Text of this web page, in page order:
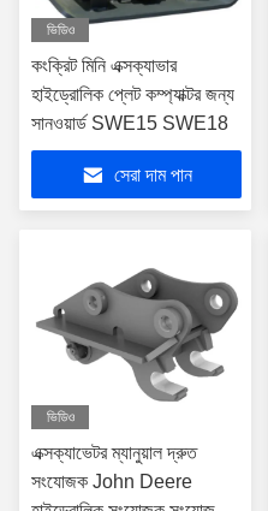
ভিডিও
কংক্রিট মিনি এক্সক্যাভার
হাইড্রোলিক প্লেট কম্প্যাক্টর জন্য
সানওয়ার্ড SWE15 SWE18
সেরা দাম পান
ভিডিও
এক্সক্যাভেটর ম্যানুয়াল দ্রুত
সংযোজক John Deere